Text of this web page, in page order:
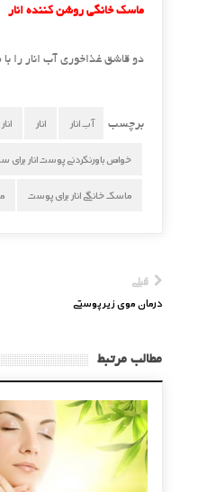
ماسک خانگی روشن کننده انار
دو قاشق غذاخوری آب انار را با
برچسب آب انار انار
خواص باورنکردنی پوست انار
ماسک خانگی انار برای پوست
قبلی
درمان موی زیرپوستی
مطالب مرتبط